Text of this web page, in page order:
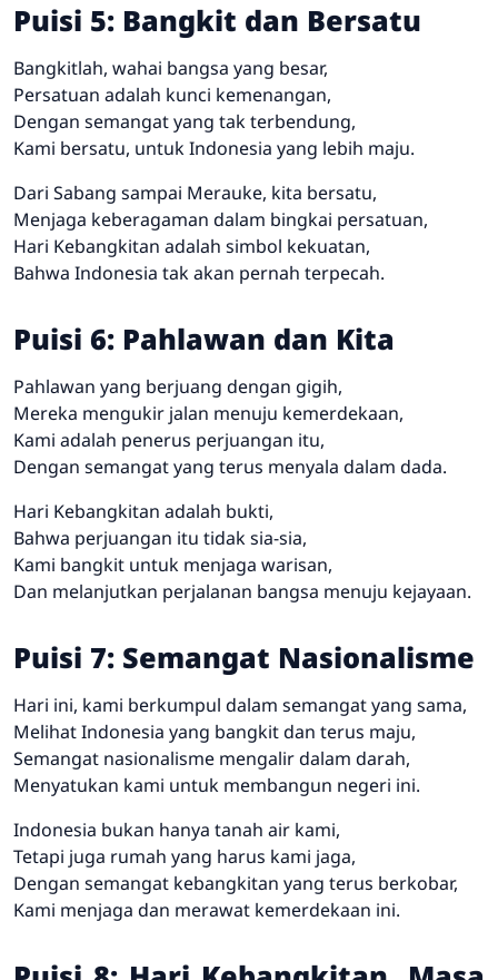
Puisi 5: Bangkit dan Bersatu
Bangkitlah, wahai bangsa yang besar,
Persatuan adalah kunci kemenangan,
Dengan semangat yang tak terbendung,
Kami bersatu, untuk Indonesia yang lebih maju.
Dari Sabang sampai Merauke, kita bersatu,
Menjaga keberagaman dalam bingkai persatuan,
Hari Kebangkitan adalah simbol kekuatan,
Bahwa Indonesia tak akan pernah terpecah.
Puisi 6: Pahlawan dan Kita
Pahlawan yang berjuang dengan gigih,
Mereka mengukir jalan menuju kemerdekaan,
Kami adalah penerus perjuangan itu,
Dengan semangat yang terus menyala dalam dada.
Hari Kebangkitan adalah bukti,
Bahwa perjuangan itu tidak sia-sia,
Kami bangkit untuk menjaga warisan,
Dan melanjutkan perjalanan bangsa menuju kejayaan.
Puisi 7: Semangat Nasionalisme
Hari ini, kami berkumpul dalam semangat yang sama,
Melihat Indonesia yang bangkit dan terus maju,
Semangat nasionalisme mengalir dalam darah,
Menyatukan kami untuk membangun negeri ini.
Indonesia bukan hanya tanah air kami,
Tetapi juga rumah yang harus kami jaga,
Dengan semangat kebangkitan yang terus berkobar,
Kami menjaga dan merawat kemerdekaan ini.